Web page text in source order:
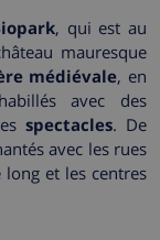
, qui est au
mauresque
médiévale, en
avec des
spectacles. De
avec les rues
et les centres